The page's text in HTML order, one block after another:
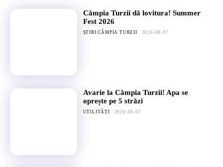
Câmpia Turzii dă lovitura! Summer
Fest 2026
ȘTIRI CÂMPIA TURZII 2026-08-07
Avarie la Câmpia Turzii! Apa se
oprește pe 5 străzi
UTILITĂȚI 2026-08-07